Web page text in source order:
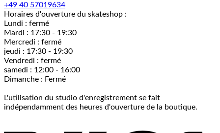
+49 40 57019634
Horaires d'ouverture du skateshop :
Lundi : fermé
Mardi : 17:30 - 19:30
Mercredi : fermé
jeudi : 17:30 - 19:30
Vendredi : fermé
samedi : 12:00 - 16:00
Dimanche : Fermé
L'utilisation du studio d'enregistrement se fait
indépendamment des heures d'ouverture de la boutique.